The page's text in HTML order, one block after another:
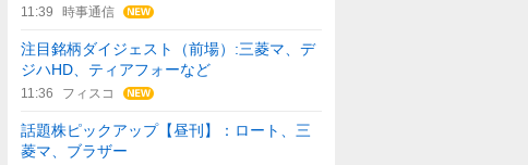
11:39 時事通信
注目銘柄ダイジェスト（前場）:三菱マ、デ
ジハHD、ティアフォーなど
11:36 フィスコ
話題株ピックアップ【昼刊】：ロート、三
菱マ、ブラザー